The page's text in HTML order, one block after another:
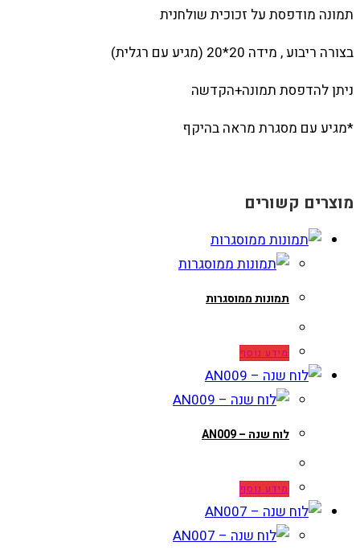
תמונה מודפסת על זכוכית שולחנית
בצורה ריבוע , מידה 20*20 (מגיע עם רגלית)
ניתן להדפסת תמונה+הקדשה
*מגיע עם מסגרת מראה בהיקף
מוצרים קשורים
תמונות ממוסגרות
מידע נוסף
לוח שנה – AN009
מידע נוסף